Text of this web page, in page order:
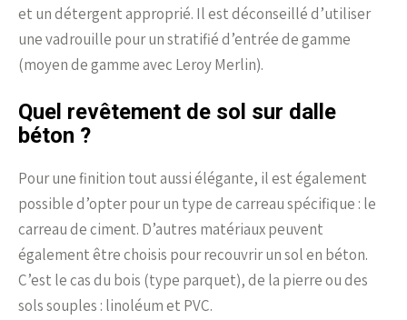
et un détergent approprié. Il est déconseillé d’utiliser
une vadrouille pour un stratifié d’entrée de gamme
(moyen de gamme avec Leroy Merlin).
Quel revêtement de sol sur dalle
béton ?
Pour une finition tout aussi élégante, il est également
possible d’opter pour un type de carreau spécifique : le
carreau de ciment. D’autres matériaux peuvent
également être choisis pour recouvrir un sol en béton.
C’est le cas du bois (type parquet), de la pierre ou des
sols souples : linoléum et PVC.